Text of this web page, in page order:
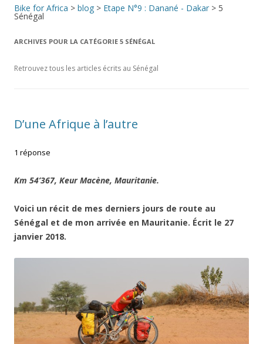
Bike for Africa > blog > Etape N°9 : Danané - Dakar > 5
Sénégal
ARCHIVES POUR LA CATÉGORIE 5 SÉNÉGAL
Retrouvez tous les articles écrits au Sénégal
D’une Afrique à l’autre
1 réponse
Km 54’367, Keur Macène, Mauritanie.
Voici un récit de mes derniers jours de route au
Sénégal et de mon arrivée en Mauritanie. Écrit le 27
janvier 2018.